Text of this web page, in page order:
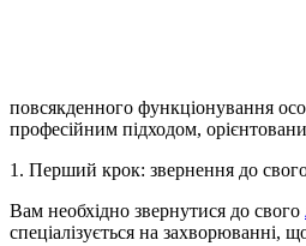
повсякденного функціонування
професійним підходом,
1. Перший крок: звернення до
Вам необхідно звернутися до свого
спеціалізується на захворюванні,